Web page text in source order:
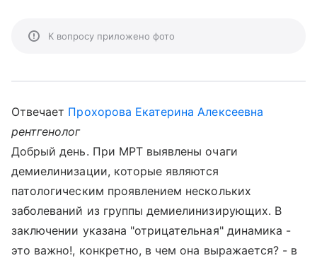
К вопросу приложено фото
Отвечает Прохорова Екатерина Алексеевна
рентгенолог
Добрый день. При МРТ выявлены очаги
демиелинизации, которые являются
патологическим проявлением нескольких
заболеваний из группы демиелинизирующих. В
заключении указана "отрицательная" динамика -
это важно!, конкретно, в чем она выражается? - в